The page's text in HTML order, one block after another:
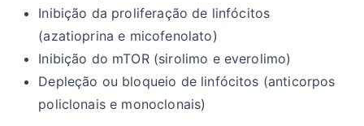
Inibição da proliferação de linfócitos
(azatioprina e micofenolato)
Inibição do mTOR (sirolimo e everolimo)
Depleção ou bloqueio de linfócitos (anticorpos
policlonais e monoclonais)